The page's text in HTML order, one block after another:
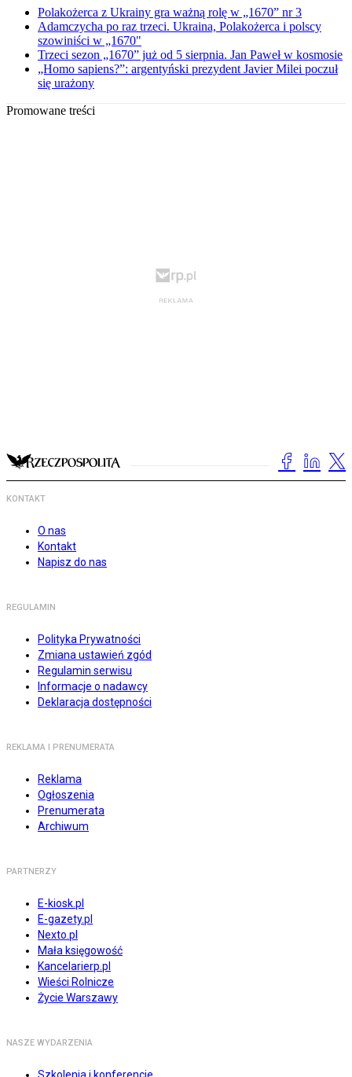
Polakożerca z Ukrainy gra ważną rolę w „1670” nr 3
Adamczycha po raz trzeci. Ukraina, Polakożerca i polscy
szowiniści w „1670"
Trzeci sezon „1670” już od 5 sierpnia. Jan Paweł w kosmosie
„Homo sapiens?”: argentyński prezydent Javier Milei poczuł
się urażony
Promowane treści
KONTAKT
O nas
Kontakt
Napisz do nas
REGULAMIN
Polityka Prywatności
Zmiana ustawień zgód
Regulamin serwisu
Informacje o nadawcy
Deklaracja dostępności
REKLAMA I PRENUMERATA
Reklama
Ogłoszenia
Prenumerata
Archiwum
PARTNERZY
E-kiosk.pl
E-gazety.pl
Nexto.pl
Mała księgowość
Kancelarierp.pl
Wieści Rolnicze
Życie Warszawy
NASZE WYDARZENIA